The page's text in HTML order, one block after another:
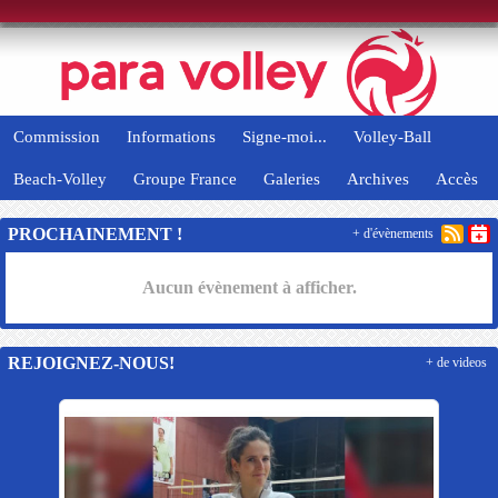
Commission Informations Signe-moi... Volley-Ball
Beach-Volley Groupe France Galeries Archives Accès
PROCHAINEMENT !
Aucun évènement à afficher.
+ d'évènements
REJOIGNEZ-NOUS! + de videos